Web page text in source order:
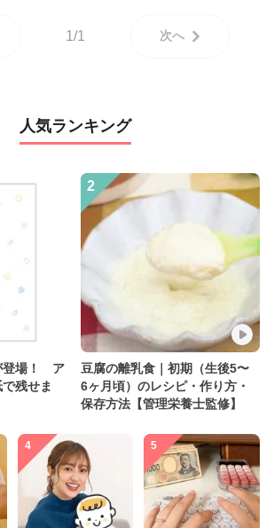
1/1 次へ
人気ランキング
登場！ ア
残せま
2
豆腐の離乳食｜初期（生後5〜
6ヶ月頃）のレシピ・作り方・
保存方法【管理栄養士監修】
4 5